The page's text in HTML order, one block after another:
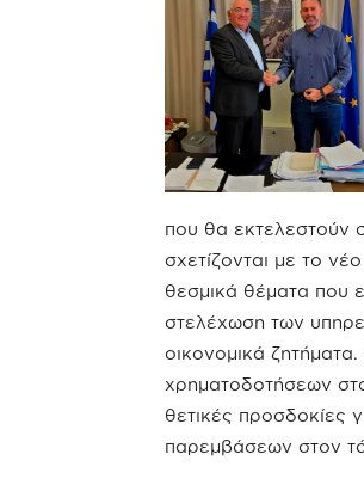
που θα εκτελεστούν
σχετίζονται με το
θεσμικά θέματα που
στελέχωση των
οικονομικά
χρηματοδοτήσεων
θετικές προσδοκίες
παρεμβάσεων στον